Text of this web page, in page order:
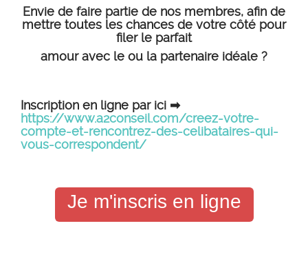
Envie de faire partie de nos membres, afin de
mettre toutes les chances de votre côté pour
filer le parfait
amour avec le ou la partenaire idéale ?
Inscription en ligne par ici ➡
https://www.a2conseil.com/creez-votre-
compte-et-rencontrez-des-celibataires-qui-
vous-correspondent/
Je m'inscris en ligne